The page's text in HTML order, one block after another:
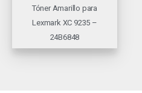
Tóner Amarillo para
Lexmark XC 9235 –
24B6848